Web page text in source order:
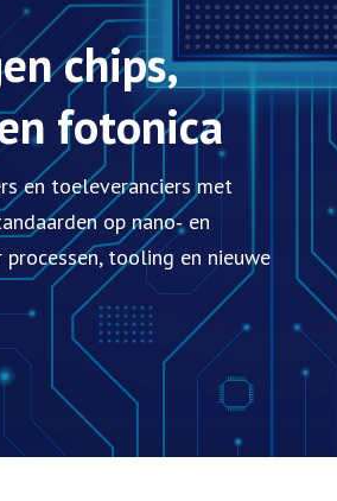
chips,
fotonica
en toeleveranciers met
op nano‑ en
tooling en nieuwe